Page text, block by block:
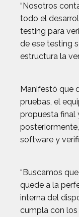
“Nosotros
todo el
testing para
de ese testing
estructura la
Manifestó que
pruebas, el
propuesta final
software y
“Buscamos
quede a la
interna del
cumpla con los